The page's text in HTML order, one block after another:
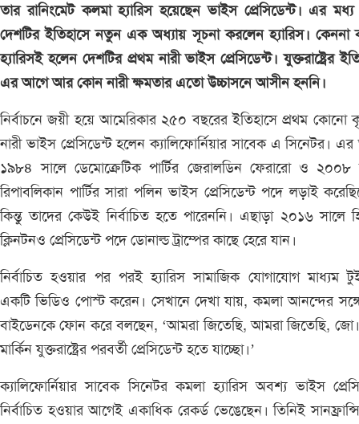
তার রানিংমেট কলমা হ্যারিস হয়েছেন ভাইস প্রেসিডেন্ট। এর মধ্য
দেশটির ইতিহাসে নতুন এক অধ্যায় সূচনা করলেন হ্যারিস। কেননা
হ্যারিসই হলেন দেশটির প্রথম নারী ভাইস প্রেসিডেন্ট। যুক্তরাষ্ট্রের
এর আগে আর কোন নারী ক্ষমতার এতো উচ্চাসনে আসীন হননি।
নির্বাচনে জয়ী হয়ে আমেরিকার ২৫০ বছরের ইতিহাসে প্রথম কোনো
নারী ভাইস প্রেসিডেন্ট হলেন ক্যালিফোর্নিয়ার সাবেক এ সিনেটর।
১৯৮৪ সালে ডেমোক্রেটিক পার্টির জেরালডিন ফেরারো ও ২০০৮
রিপাবলিকান পার্টির সারা পলিন ভাইস প্রেসিডেন্ট পদে লড়াই
কিন্তু তাদের কেউই নির্বাচিত হতে পারেননি। এছাড়া ২০১৬ সালে
ক্লিনটনও প্রেসিডেন্ট পদে ডোনাল্ড ট্রাম্পের কাছে হেরে যান।
নির্বাচিত হওয়ার পর পরই হ্যারিস সামাজিক যোগাযোগ মাধ্যম
একটি ভিডিও পোস্ট করেন। সেখানে দেখা যায়, কমলা আনন্দের
বাইডেনকে ফোন করে বলছেন, ‘আমরা জিতেছি, আমরা জিতেছি,
মার্কিন যুক্তরাষ্ট্রের পরবর্তী প্রেসিডেন্ট হতে যাচ্ছো।’
ক্যালিফোর্নিয়ার সাবেক সিনেটর কমলা হ্যারিস অবশ্য ভাইস
নির্বাচিত হওয়ার আগেই একাধিক রেকর্ড ভেঙেছেন। তিনিই